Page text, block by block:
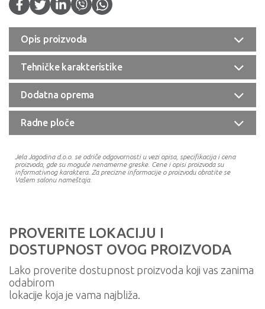
Opis proizvoda
Tehničke karakteristike
Dodatna oprema
Radne ploče
Jela Jagodina d.o.o. se odriče odgovornosti u vezi opisa, specifikacija i cena
proizvoda, gde su moguće nenamerne greske. Cene i opisi proizvoda su
informativnog karaktera. Za precizne informacije o proizvodu obratite se
Vašem salonu nameštaja.
PROVERITE LOKACIJU I
DOSTUPNOST OVOG PROIZVODA
Lako proverite dostupnost proizvoda koji vas zanima
odabirom
lokacije koja je vama najbliža.